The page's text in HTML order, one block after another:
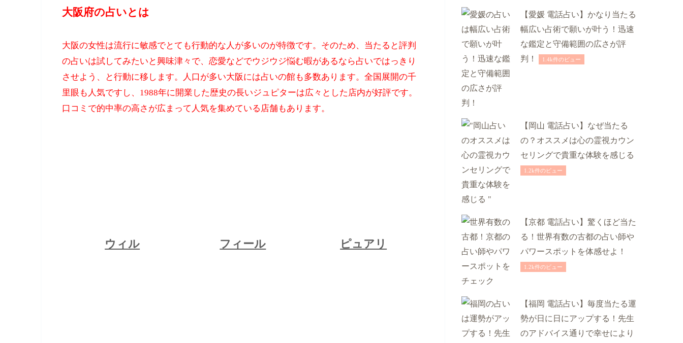
大阪府の占いとは
大阪の女性は流行に敏感でとても行動的な人が多いのが特徴です。そのため、当たると評判
の占いは試してみたいと興味津々で、恋愛などでウジウジ悩む暇があるなら占いではっきり
させよう、と行動に移します。人口が多い大阪には占いの館も多数あります。全国展開の千
里眼も人気ですし、1988年に開業した歴史の長いジュピターは広々とした店内が好評です。
口コミで的中率の高さが広まって人気を集めている店舗もあります。
ウィル フィール ピュアリ
【愛媛 電話占い】かなり当たる
幅広い占術で願いが叶う！迅速
な鑑定と守備範囲の広さが評
判！
1.4k件のビュー
【岡山 電話占い】なぜ当たる
の？オススメは心の霊視カウン
セリングで貴重な体験を感じる
1.2k件のビュー
【京都 電話占い】驚くほど当た
る！世界有数の古都の占い師や
パワースポットを体感せよ！
1.2k件のビュー
【福岡 電話占い】毎度当たる運
勢が日に日にアップする！先生
のアドバイス通りで幸せにより